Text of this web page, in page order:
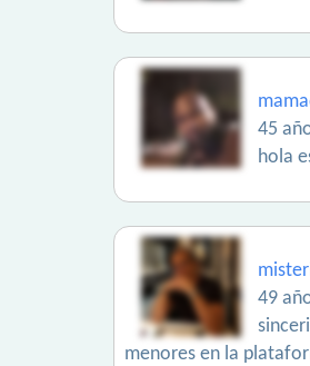
45
hola
49
menores en la